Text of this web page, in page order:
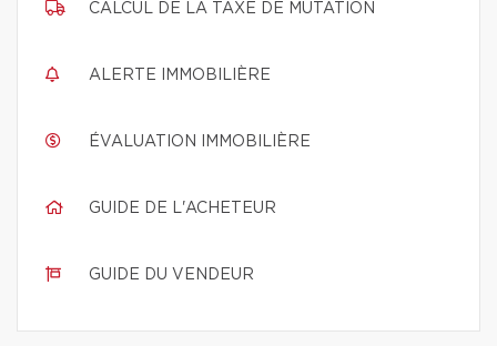
CALCUL DE LA TAXE DE MUTATION
ALERTE IMMOBILIÈRE
ÉVALUATION IMMOBILIÈRE
GUIDE DE L'ACHETEUR
GUIDE DU VENDEUR